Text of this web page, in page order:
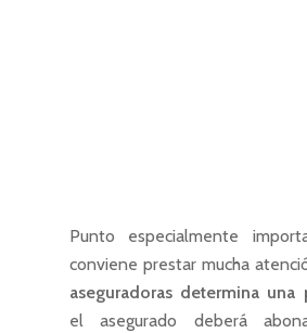
Punto especialmente
conviene prestar mucha
aseguradoras determina una
el asegurado deberá